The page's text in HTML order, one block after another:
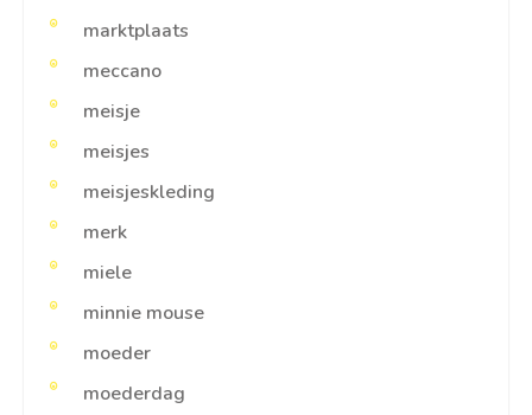
marktplaats
meccano
meisje
meisjes
meisjeskleding
merk
miele
minnie mouse
moeder
moederdag